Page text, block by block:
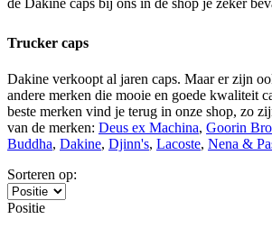
Trucker caps
Dakine verkoopt al jaren caps. Maar er zijn
andere merken die mooie en goede kwaliteit
beste merken vind je terug in onze shop, zo
van de merken: Deus ex Machina, Goorin
Buddha, Dakine, Djinn's, Lacoste, Nena &
Sorteren op:
Positie